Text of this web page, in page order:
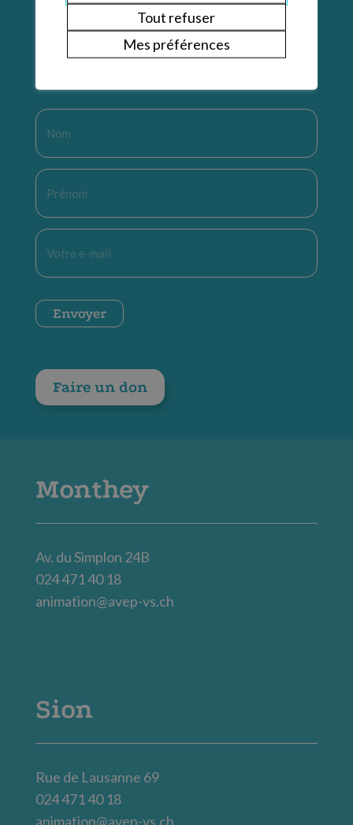
Nom
Prénom
E-
mail
CAPTCHA
Envoyer
Faire un don
Monthey
Av. du Simplon 24B
024 471 40 18
animation@avep-vs.ch
Sion
Rue de Lausanne 69
024 471 40 18
animation@avep-vs.ch
Tout refuser
Mes préférences